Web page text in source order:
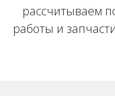
рассчитываем
работы и